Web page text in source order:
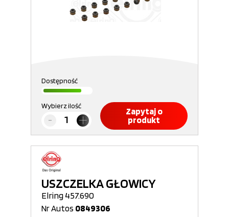
Dostępność
Wybierz ilość
Zapytaj o
produkt
USZCZELKA GŁOWICY
Elring 457.690
Nr Autos 0849306